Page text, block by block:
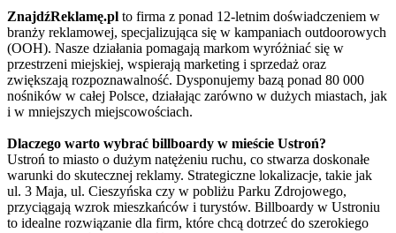
ZnajdźReklamę.pl to firma z ponad 12-letnim doświadczeniem w
branży reklamowej, specjalizująca się w kampaniach outdoorowych
(OOH). Nasze działania pomagają markom wyróżniać się w
przestrzeni miejskiej, wspierają marketing i sprzedaż oraz
zwiększają rozpoznawalność. Dysponujemy bazą ponad 80 000
nośników w całej Polsce, działając zarówno w dużych miastach, jak
i w mniejszych miejscowościach.
Dlaczego warto wybrać billboardy w mieście Ustroń?
Ustroń to miasto o dużym natężeniu ruchu, co stwarza doskonałe
warunki do skutecznej reklamy. Strategiczne lokalizacje, takie jak
ul. 3 Maja, ul. Cieszyńska czy w pobliżu Parku Zdrojowego,
przyciągają wzrok mieszkańców i turystów. Billboardy w Ustroniu
to idealne rozwiązanie dla firm, które chcą dotrzeć do szerokiego